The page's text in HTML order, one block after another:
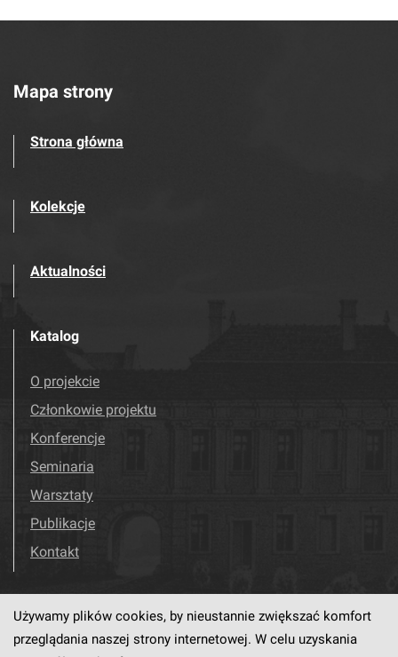
Mapa strony
Strona główna
Kolekcje
Aktualności
Katalog
O projekcie
Członkowie projektu
Konferencje
Seminaria
Warsztaty
Publikacje
Kontakt
Odwiedź nas! Facebook
Używamy plików cookies, by nieustannie zwiększać komfort
przeglądania naszej strony internetowej. W celu uzyskania